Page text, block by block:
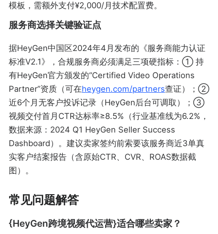
模板，需额外支付¥2,000/月技术配置费。
服务商选择关键验证点
据HeyGen中国区2024年4月发布的《服务商能力认证
标准V2.1》，合规服务商必须满足三项硬指标：① 持
有HeyGen官方颁发的“Certified Video Operations
Partner”资质（可在heygen.com/partners查证）；②
近6个月无客户投诉记录（HeyGen后台可调取）；③
视频交付首月CTR达标率≥8.5%（行业基准线为6.2%，
数据来源：2024 Q1 HeyGen Seller Success
Dashboard）。建议卖家签约前索要该服务商近3单真
实客户结案报告（含原始CTR、CVR、ROAS数据截
图）。
常见问题解答
{HeyGen跨境视频代运营}适合哪些卖家？